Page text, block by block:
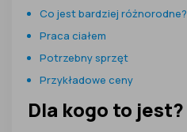
Co jest bardziej różnorodne?
Praca ciałem
Potrzebny sprzęt
Przykładowe ceny
Dla kogo to jest?